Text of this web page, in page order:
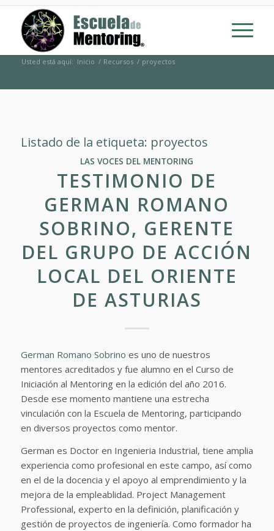
Usted está aquí: Inicio / Recursos / proyectos
Listado de la etiqueta: proyectos
LAS VOCES DEL MENTORING
TESTIMONIO DE
GERMAN ROMANO
SOBRINO, GERENTE
DEL GRUPO DE ACCIÓN
LOCAL DEL ORIENTE
DE ASTURIAS
German Romano Sobrino es uno de nuestros
mentores acreditados y fue alumno en el Curso de
Iniciación al Mentoring en la edición del año 2016.
Desde ese momento mantiene una estrecha
vinculación con la Escuela de Mentoring, participando
en diversos proyectos como mentor.
German es Doctor en Ingenieria Industrial, tiene amplia
experiencia como profesional en este campo, así como
en el de la docencia y el apoyo al emprendimiento y la
mejora de la empleablidad. Project Management
Professional, experto en la definición, planificación y
gestión de proyectos de ingeniería. Como formador ha